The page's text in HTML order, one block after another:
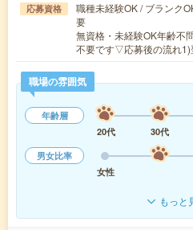
応募資格
職種未経験OK / ブランク
要
無資格・未経験OK年齢
不要です▽応募後の流れ
職場の雰囲気
年齢層
20代
30代
男女比率
女性
もっと